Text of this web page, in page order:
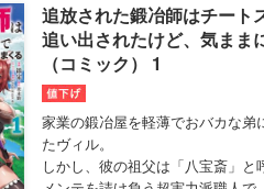
追放された鍛冶師はチート
追い出されたけど、気まま
（コミック） 1
家業の鍛冶屋を軽薄でおバカな弟
たヴィル。
しかし、彼の祖父は「八宝斎」